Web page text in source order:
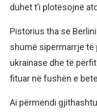
duhet t’i plotësojnë
Pistorius tha se
shumë sipërmarrje të
ukrainase dhe të
fituar në fushën e
Ai përmendi